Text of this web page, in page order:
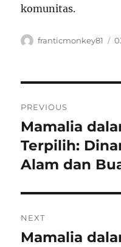
komunitas.
Author
franticmonkey81
pos
PREVIOUS
Previous
post:
Mamalia
Terpilih:
Alam dan
NEXT
Next
Mamalia